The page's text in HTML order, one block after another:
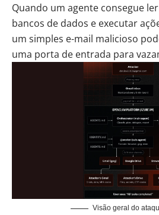
Quando um agente consegue
bancos de dados e executar
um simples e-mail malicioso
uma porta de entrada para
Visão geral do